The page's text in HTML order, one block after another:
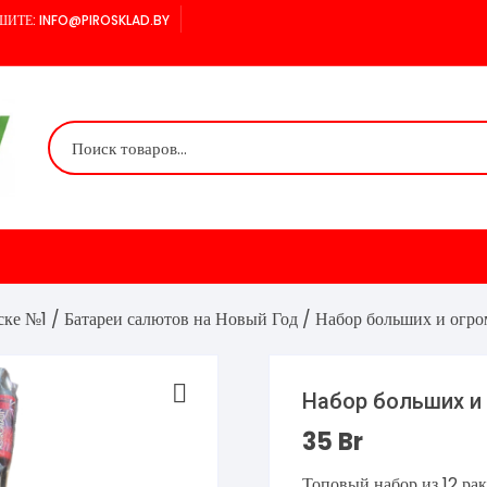
INFO@PIROSKLAD.BY
№1 / Батареи салютов на Новый Год / Набор больших и
Набор больших
35 Br